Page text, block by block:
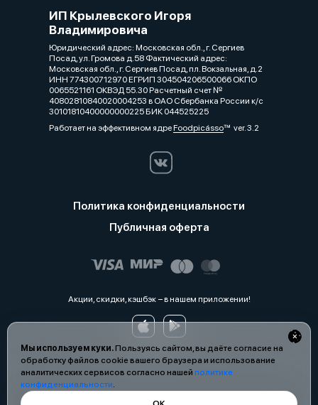
Мы используем куки.Пользуясь сайтом, вы даёте согласие на
обработку файлов cookie вашего браузера и использование
аналитических сервисов согласно нашей политике
конфиденциальности.
ИП Крылевского Игоря
Владимировича
Юридический адрес: Московская обл., г. Сергиев
Посад, ул. Громова д.58 Фактический адрес:
Московская обл., г. Сергиев Посад, пл. Вокзальная, д.2
ИНН 774300712970 ЕГРИП 304504206500066 ОКПО
0065521161 ОКВЭД 55.30 Расчетный счет №
40802810840020004253 в ОАО Сбербанка России к/с
30101810400000000225 БИК 044525225
Работает на эффективном ядреFoodpicássover. 3.2
Политика конфиденциальности
Публичная оферта
Акции, скидки, кэшбэк − в нашем приложении!